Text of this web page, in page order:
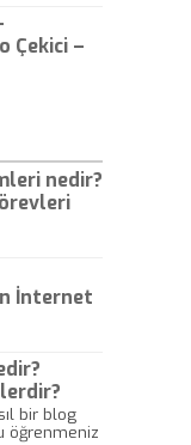
Çekici –
nedir?
İnternet
bir blog
öğrenmeniz